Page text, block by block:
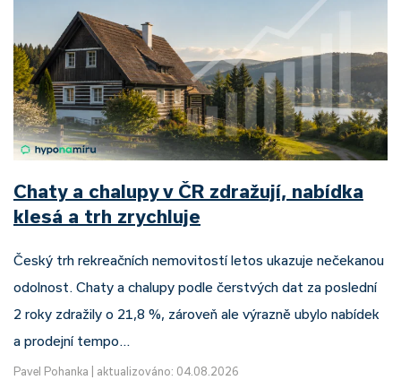
Chaty a chalupy v ČR zdražují, nabídka
klesá a trh zrychluje
Český trh rekreačních nemovitostí letos ukazuje nečekanou
odolnost. Chaty a chalupy podle čerstvých dat za poslední
2 roky zdražily o 21,8 %, zároveň ale výrazně ubylo nabídek
a prodejní tempo…
Pavel Pohanka aktualizováno: 04.08.2026